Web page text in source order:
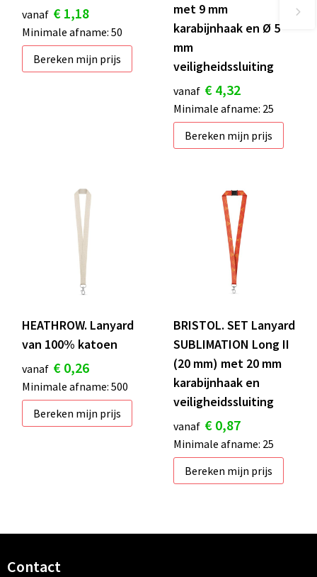
vanaf € 1,18
Minimale afname: 50
Bereken mijn prijs
met 9 mm
karabijnhaak en Ø 5
mm
veiligheidssluiting
vanaf € 4,32
Minimale afname: 25
Bereken mijn prijs
HEATHROW. Lanyard
van 100% katoen
vanaf € 0,26
Minimale afname: 500
Bereken mijn prijs
BRISTOL. SET Lanyard
SUBLIMATION Long II
(20 mm) met 20 mm
karabijnhaak en
veiligheidssluiting
vanaf € 0,87
Minimale afname: 25
Bereken mijn prijs
Contact